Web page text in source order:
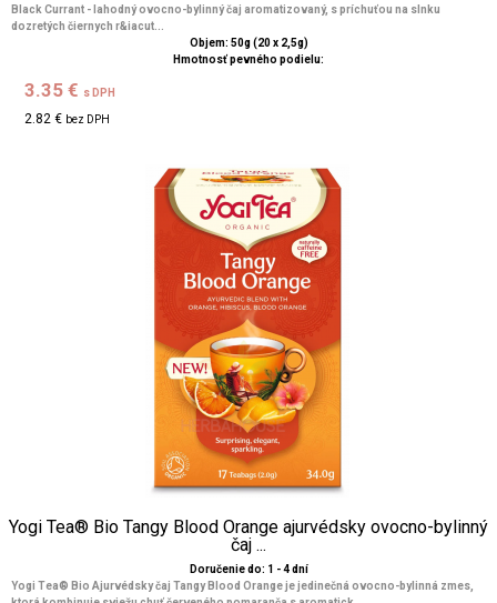
Black Currant - lahodný ovocno-bylinný čaj aromatizovaný, s príchuťou na slnku
dozretých čiernych r&iacut...
Objem: 50g (20 x 2,5g)
Hmotnosť pevného podielu:
3.35 € s DPH
2.82 € bez DPH
Yogi Tea® Bio Tangy Blood Orange ajurvédsky ovocno-bylinný
čaj ...
Doručenie do: 1 - 4 dní
Yogi Tea® Bio Ajurvédsky čaj Tangy Blood Orange je jedinečná ovocno-bylinná zmes,